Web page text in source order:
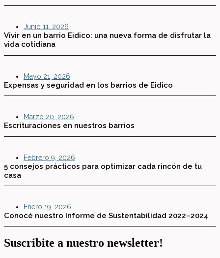
Junio 11, 2026
Vivir en un barrio Eidico: una nueva forma de disfrutar la
vida cotidiana
Mayo 21, 2026
Expensas y seguridad en los barrios de Eidico
Marzo 20, 2026
Escrituraciones en nuestros barrios
Febrero 9, 2026
5 consejos prácticos para optimizar cada rincón de tu
casa
Enero 19, 2026
Conocé nuestro Informe de Sustentabilidad 2022–2024
Suscribite a nuestro newsletter!